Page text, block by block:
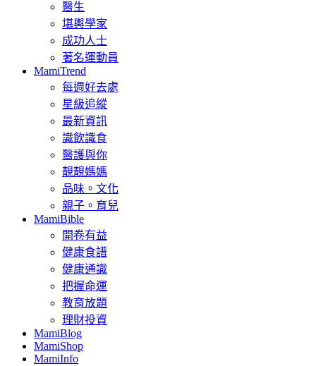
醫生
堪輿學家
成功人士
著名運動員
MamiTrend
每週好去處
星級追縱
最新資訊
識飲識食
醫護與你
靚靚媽媽
品味。文化
親子。育兒
MamiBible
開卷有益
健康食譜
健康通識
把握命運
教育放題
理財投資
MamiBlog
MamiShop
MamiInfo